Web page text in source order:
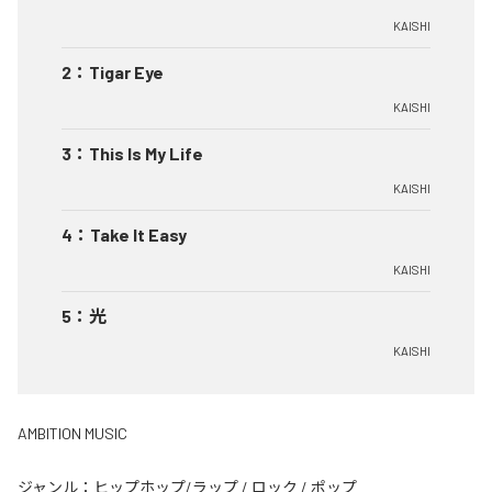
KAISHI
2 ： Tigar Eye
KAISHI
3 ： This Is My Life
KAISHI
4 ： Take It Easy
KAISHI
5 ： 光
KAISHI
AMBITION MUSIC
ジャンル： ヒップホップ/ラップ / ロック / ポップ